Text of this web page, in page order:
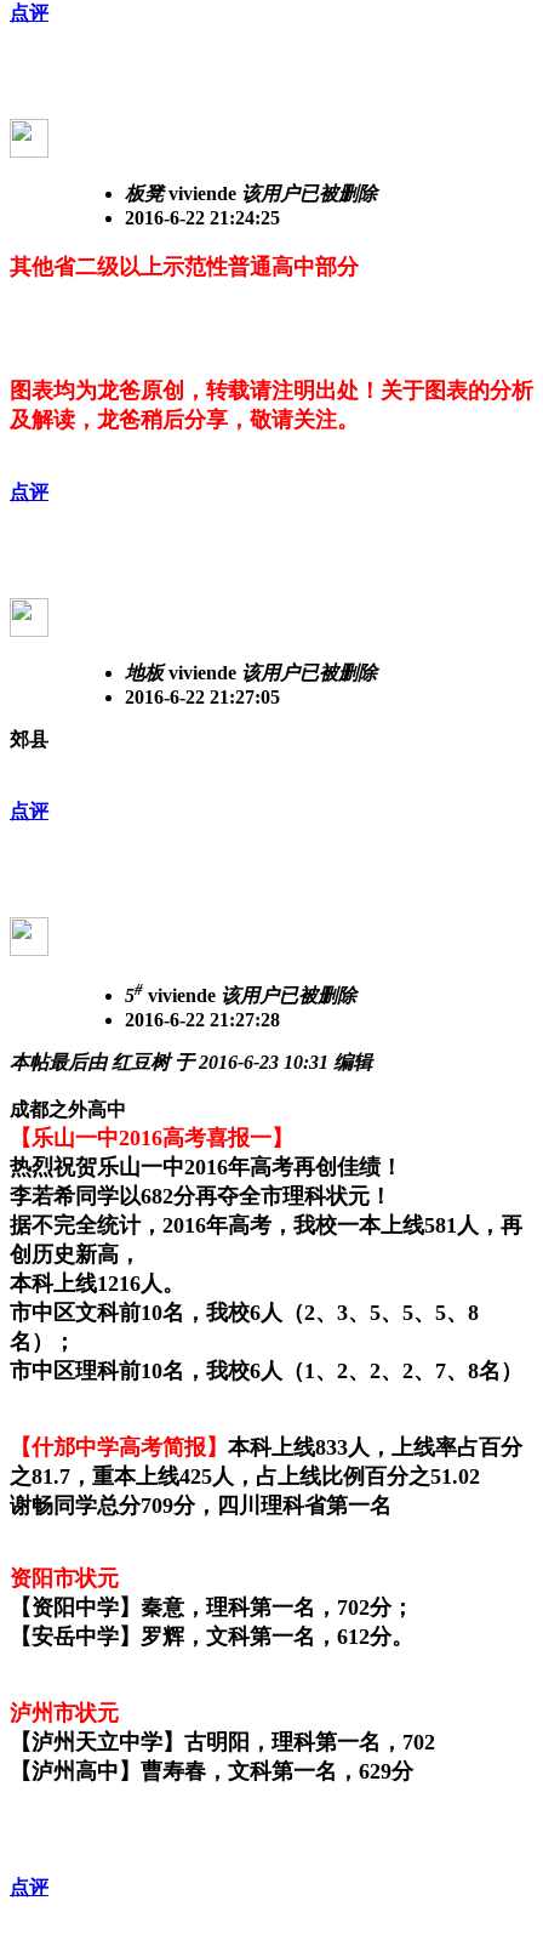
点评
板凳 viviende 该用户已被删除
2016-6-22 21:24:25
其他省二级以上示范性普通高中部分
图表均为龙爸原创，转载请注明出处！关于图表的分析
及解读，龙爸稍后分享，敬请关注。
点评
地板 viviende 该用户已被删除
2016-6-22 21:27:05
郊县
点评
5# viviende 该用户已被删除
2016-6-22 21:27:28
本帖最后由 红豆树 于 2016-6-23 10:31 编辑
成都之外高中
【乐山一中2016高考喜报一】
热烈祝贺乐山一中2016年高考再创佳绩！
李若希同学以682分再夺全市理科状元！
据不完全统计，2016年高考，我校一本上线581人，再
创历史新高，
本科上线1216人。
市中区文科前10名，我校6人（2、3、5、5、5、8
名）；
市中区理科前10名，我校6人（1、2、2、2、7、8名）
【什邡中学高考简报】 本科上线833人，上线率占百分
之81.7，重本上线425人，占上线比例百分之51.02
谢畅同学总分709分，四川理科省第一名
资阳市状元
【资阳中学】秦意， 理科第一名， 702分；
【安岳中学】 罗辉， 文科第一名， 612分。
泸州市状元
【泸州天立中学】 古明阳， 理科第一名，702
【泸州高中】 曹寿春， 文科第一名， 629分
点评